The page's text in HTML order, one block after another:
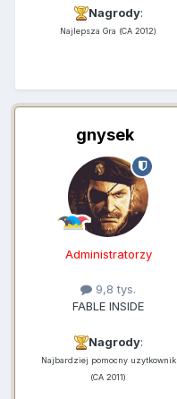
Nagrody:
Najlepsza Gra (CA 2012)
gnysek
Administratorzy
9,8 tys.
FABLE INSIDE
Nagrody:
Najbardziej pomocny uzytkownik
(CA 2011)